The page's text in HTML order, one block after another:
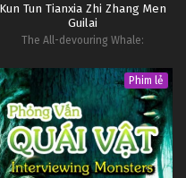
Kun Tun Tianxia Zhi Zhang Men
Guilai
The All-devouring Whale:
Phim lẻ